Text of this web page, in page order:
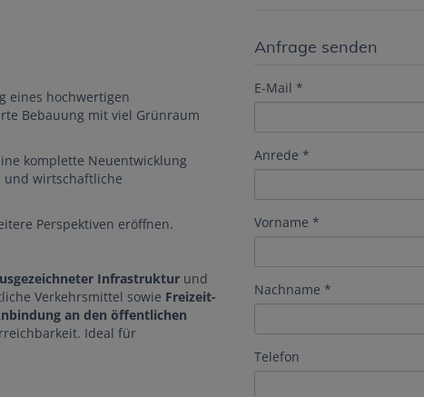
eines hochwertigen
Bebauung mit viel Grünraum
komplette Neuentwicklung
und wirtschaftliche
Perspektiven eröffnen.
Infrastruktur und
Verkehrsmittel sowie Freizeit-
an den öffentlichen
Ideal für
Anfrage senden
E-Mail
Anrede
Vorname
Nachname
Telefon